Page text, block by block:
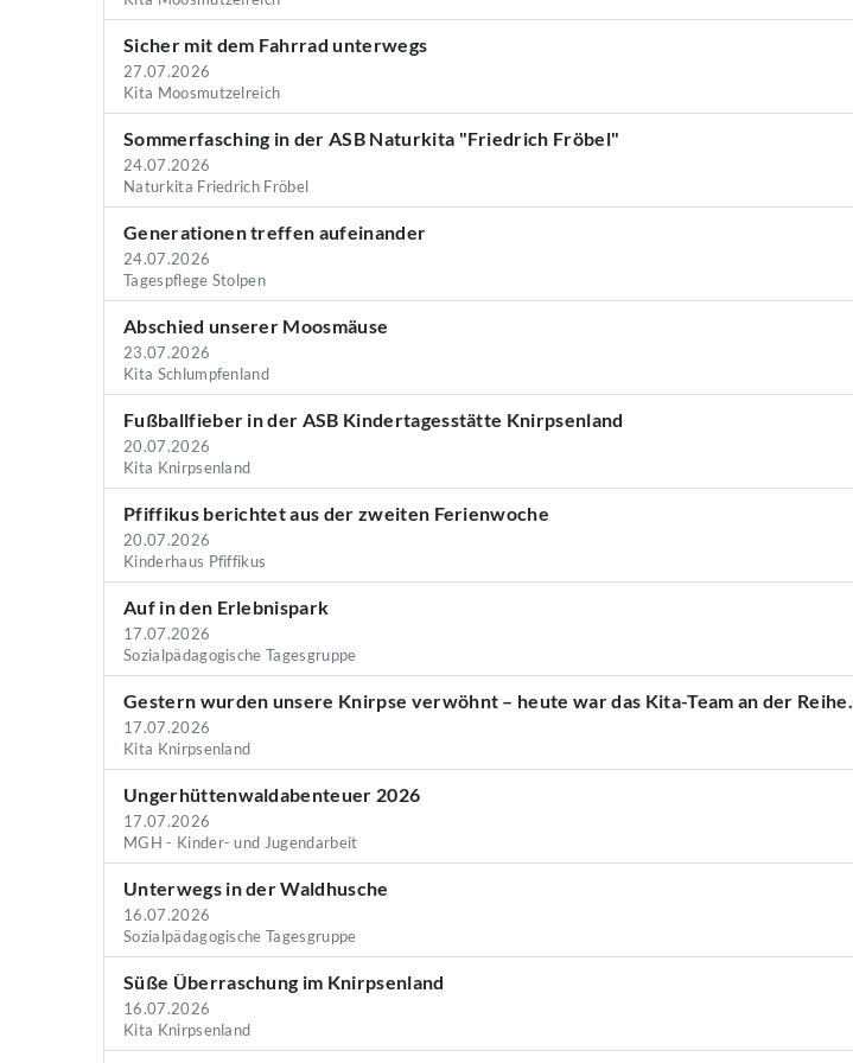
Sicher mit dem Fahrrad unterwegs
27.07.2026
Kita Moosmutzelreich
Sommerfasching in der ASB Naturkita "Friedrich Fröbel"
24.07.2026
Naturkita Friedrich Fröbel
Generationen treffen aufeinander
24.07.2026
Tagespflege Stolpen
Abschied unserer Moosmäuse
23.07.2026
Kita Schlumpfenland
Fußballfieber in der ASB Kindertagesstätte Knirpsenland
20.07.2026
Kita Knirpsenland
Pfiffikus berichtet aus der zweiten Ferienwoche
20.07.2026
Kinderhaus Pfiffikus
Auf in den Erlebnispark
17.07.2026
Sozialpädagogische Tagesgruppe
Gestern wurden unsere Knirpse verwöhnt – heute war das Kita-Team an der Reihe.
17.07.2026
Kita Knirpsenland
Ungerhüttenwaldabenteuer 2026
17.07.2026
MGH - Kinder- und Jugendarbeit
Unterwegs in der Waldhusche
16.07.2026
Sozialpädagogische Tagesgruppe
Süße Überraschung im Knirpsenland
16.07.2026
Kita Knirpsenland